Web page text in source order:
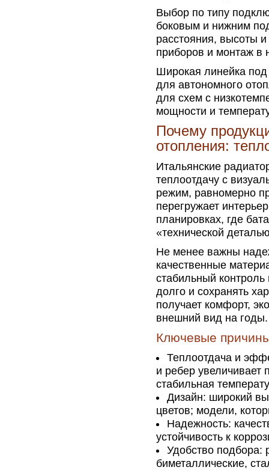
Выбор по типу
боковым и нижним
расстояния, высоты
приборов и монтаж в
Широкая линейка
для автономного
для схем с
мощности и
Почему
отопления:
Итальянские
теплоотдачу с
режим, равномерно
перегружает
планировках, где
«технической
Не менее важны
качественные
стабильный
долго и сохранять
получает комфорт,
внешний вид на годы.
Ключевые
Теплоотдача и
и ребер
стабильная
Дизайн: широкий
цветов; модели,
Надежность:
устойчивость к
Удобство подбора:
биметаллические,